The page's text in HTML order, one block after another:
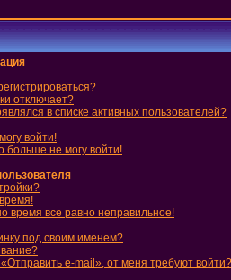
отключает?
в списке активных пользователей?
войти!
больше не могу войти!
время все равно неправильное!
под своим именем?
e-mail», от меня требуют войти?